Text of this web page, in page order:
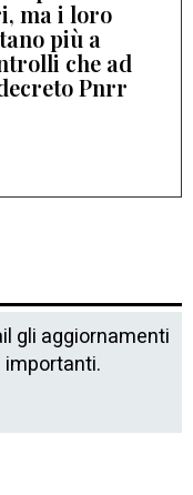
ma i loro
più a
che ad
Pnrr
gli aggiornamenti